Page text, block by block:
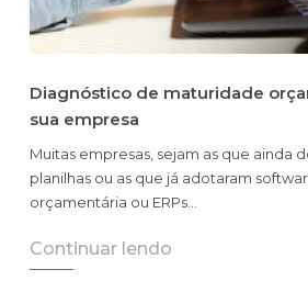
Diagnóstico de maturidade
sua empresa
Muitas empresas, sejam as que ainda
planilhas ou as que já adotaram
orçamentária ou ERPs…
Continuar lendo